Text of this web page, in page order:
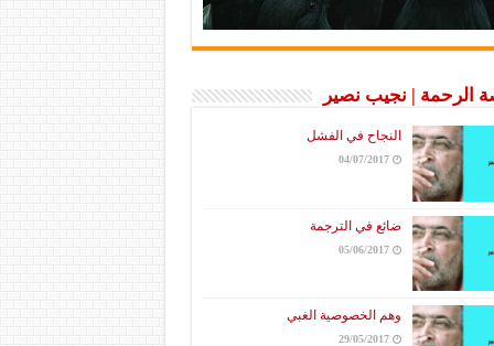
الرحمة | نجيب نصير
النجاح في الفشل
04/07/2017
ضائع في الترجمة
05/06/2017
وهم الخصوصية الغبي
29/05/2017